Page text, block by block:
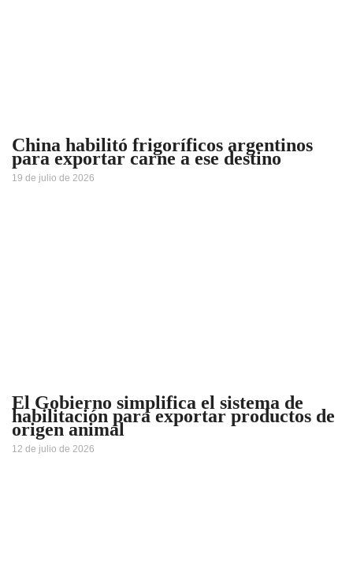
China habilitó frigoríficos argentinos
para exportar carne a ese destino
19 de julio de 2026
El Gobierno simplifica el sistema de
habilitación para exportar productos de
origen animal
12 de julio de 2026